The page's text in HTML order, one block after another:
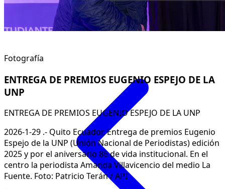
Fotografía
ENTREGA DE PREMIOS EUGENIO ESPEJO DE LA
UNP
ENTREGA DE PREMIOS EUGENIO ESPEJO DE LA UNP
2026-1-29 .- Quito Ecuador. Entrega de premios Eugenio
Espejo de la UNP (Unión Nacional de Periodistas) edición
2025 y por el aniversario 86 de vida institucional. En el
centro la periodista Amanda Villavicencio del medio La
Fuente. Foto: Patricio Terán / API